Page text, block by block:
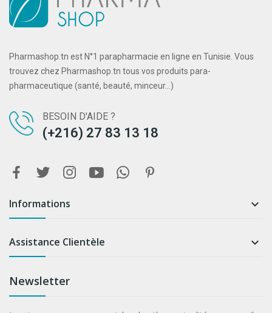
Pharmashop.tn est N°1 parapharmacie en ligne en Tunisie. Vous
trouvez chez Pharmashop.tn tous vos produits para-
pharmaceutique (santé, beauté, minceur...)
BESOIN D'AIDE ?
(+216) 27 83 13 18
Informations 
Assistance Clientèle 
Newsletter